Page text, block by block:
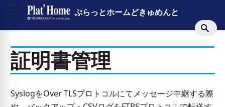
ぷらっとホームどきゅめんと
証明書管理
SyslogをOver TLSプロトコルにてメッセージ中継する際